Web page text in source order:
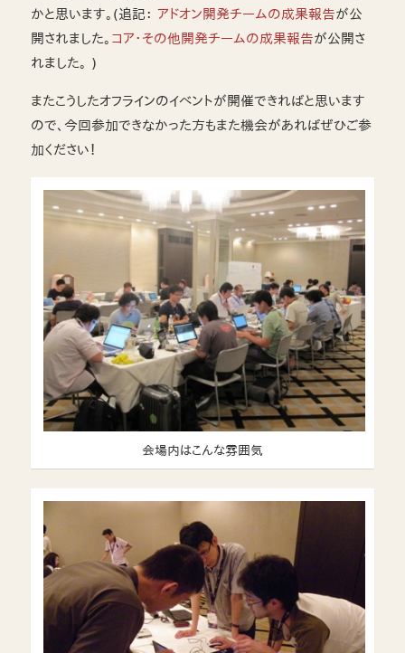
かと思います。(追記： アドオン開発チームの成果報告が公
開されました。 コア・その他開発チームの成果報告が公開さ
れました。 )
またこうしたオフラインのイベントが開催できればと思います
ので、今回参加できなかった方もまた機会があればぜひご参
加ください！
会場内はこんな雰囲気